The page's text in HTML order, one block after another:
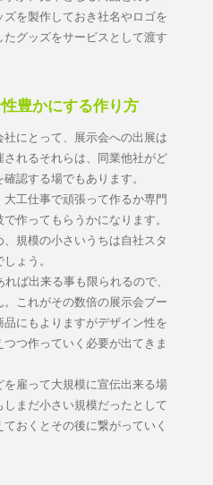
を製作しておき社名やロゴを
グッズをサービスとして渡す
豊かにする作り方
にとって、展示会への出展は
れるそれらは、同業他社がど
認する場でもあります。
工仕事で頑張って作るか専門
作ってもらうかになります。
規模の小さいうちは自社スタ
ょう。
ば出来る事も限られるので、
これがその数倍の展示会ブー
にもよりますがデザイン性を
つ作っていく必要が出てきま
雇って大規模に宣伝出来る場
まだ小さい規模だったとして
おくとその後に繋がっていく